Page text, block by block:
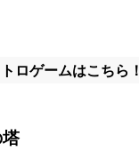
ロゲームはこちら！